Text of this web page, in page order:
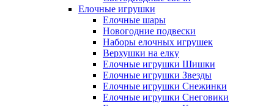
Елочные игрушки
Елочные шары
Новогодние подвески
Наборы елочных игрушек
Верхушки на елку
Елочные игрушки Шишки
Елочные игрушки Звезды
Елочные игрушки Снежинки
Елочные игрушки Снеговики